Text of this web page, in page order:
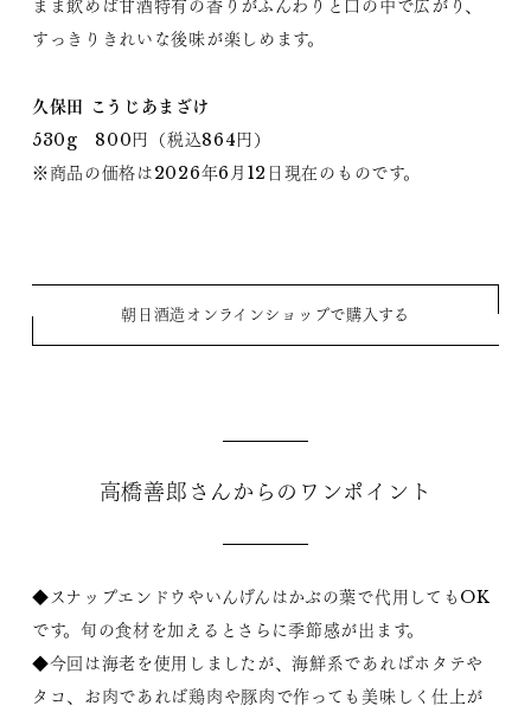
まま飲めば甘酒特有の香りがふんわりと口の中で広がり、
すっきりきれいな後味が楽しめます。
久保田 こうじあまざけ
530g 800円（税込864円）
※商品の価格は2026年6月12日現在のものです。
朝日酒造オンラインショップで購入する
高橋善郎さんからのワンポイント
◆スナップエンドウやいんげんはかぶの葉で代用してもOK
です。旬の食材を加えるとさらに季節感が出ます。
◆今回は海老を使用しましたが、海鮮系であればホタテや
タコ、お肉であれば鶏肉や豚肉で作っても美味しく仕上が